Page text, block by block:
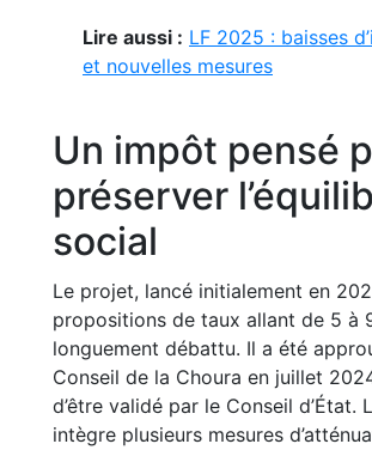
Lire aussi : LF 2025 : baisses
et nouvelles mesures
Un impôt pensé
préserver
social
Le projet, lancé initialement en
propositions de taux allant de 5 à
longuement débattu. Il a été
Conseil de la Choura en juillet
d’être validé par le Conseil d’État.
intègre plusieurs mesures